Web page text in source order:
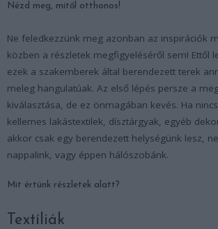
Nézd meg, mitől otthonos!
Ne feledkezzünk meg azonban az inspirációk
közben a részletek megfigyeléséről sem! Ettől
ezek a szakemberek által berendezett terek
meleg hangulatúak. Az első lépés persze a
kiválasztása, de ez önmagában kevés. Ha
kellemes lakástextilek, dísztárgyak, egyéb
akkor csak egy berendezett helységünk lesz,
nappalink, vagy éppen hálószobánk.
Mit értünk részletek alatt?
Textíliák